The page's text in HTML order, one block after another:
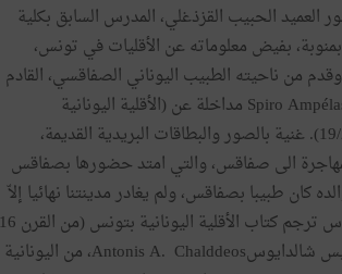
العميد الحبيب القزذغلي، المدرس السابق بكلية
بمنوبة، بفيض معلوماته عن الأقليات في تونس،
من ناحيته الطبيب اليوناني الصفاقسي، القادم
من فرنسا، سبيرو امبيلاس Spiro Ampélas مداخلة عن (الأقلية اليونانية
بصفاقس خلال القرنين الـ19/20). غنية بالصور والبطاقات البريدية القديمة،
الى صفاقس، والتي امتد حضورها بصفاقس
كان طبيبا بصفاقس، ولم يغادر مدينتنا نهائيا إلاّ
سنة 1969. ود. سبيرو امبيلاس ترجم كتاب الأقلية اليونانية بتونس (من القرن 16
الى القرن 21)، ومؤلفه انتونيس شالدايوسAntonis A. Chalddeos، من اليونانية